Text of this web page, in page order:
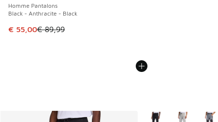
Homme Pantalons
Black - Anthracite - Black
Cet article est en promotion. Prix en baisse de € 89,99 à
€ 55,00€ 89,99
Plus de couleurs